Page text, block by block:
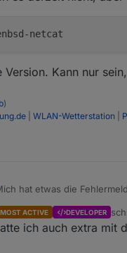
Kann nur
)
WLAN-Wetterstation
hat etwas die
MOST ACTIVE DEVELOPER
ich auch extra mit